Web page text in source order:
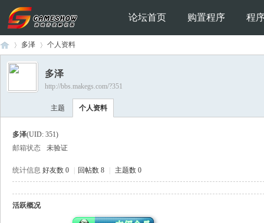
论坛首页 购置程序 程
›
多泽
›
个人资料
多泽
http://bbs.makegs.com/?351
主题 个人资料
多泽(UID: 351)
邮箱状态
未验证
统计信息 好友数 0 回帖数 8 主题数 0
活跃概况